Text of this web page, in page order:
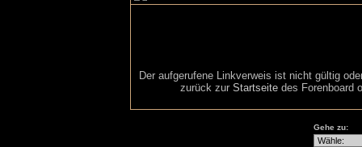
Der aufgerufene Linkverweis ist nicht gültig
zurück zur Startseitedes Forenboard
Gehe zu: